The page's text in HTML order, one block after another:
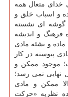
خدای متعال همه
و اسباب خلق و
گوشه ای نشسته
فرهنگ و اندیشه
ماده و نشئه مادی
پیوسته در كار
موجود ممكن و
نهایی نمی رسد؛
ممكن و مادی
نظریه «حركت